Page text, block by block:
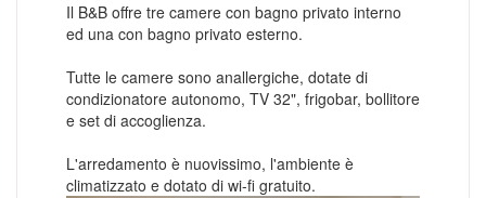
Il B&B offre tre camere con bagno privato interno
ed una con bagno privato esterno.
Tutte le camere sono anallergiche, dotate di
condizionatore autonomo, TV 32", frigobar, bollitore
e set di accoglienza.
L'arredamento è nuovissimo, l'ambiente è
climatizzato e dotato di wi-fi gratuito.